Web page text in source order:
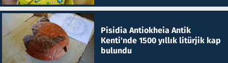
Pisidia Antiokheia Antik
Kenti'nde 1500 yıllık litürjik kap
bulundu